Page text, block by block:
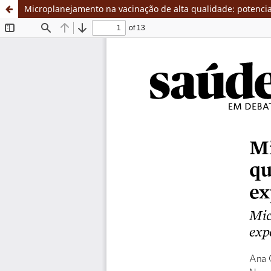
Microplanejamento na vacinação de alta qualidade: